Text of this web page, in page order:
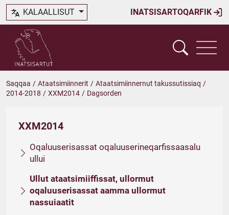
INATSISARTOQARFIK
KALAALLISUT
Saqqaa / Ataatsimiinnerit / Ataatsimiinnernut takussutissiaq /
2014-2018 / XXM2014 / Dagsorden
XXM2014
Oqaluuserisassat oqaluuserineqarfissaasalu
ullui
Ullut ataatsimiiffissat, ullormut
oqaluuserisassat aamma ullormut
nassuiaatit